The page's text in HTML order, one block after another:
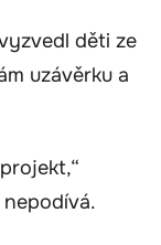
děti ze
uzávěrku a